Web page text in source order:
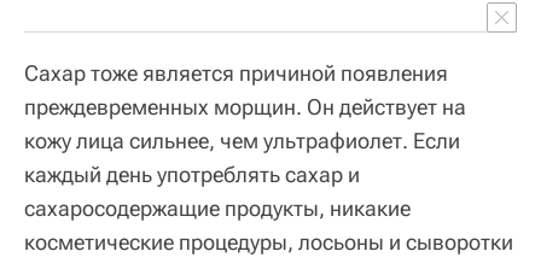
Cахар тоже является причиной появления
преждевременных морщин. Он действует на
кожу лица сильнее, чем ультрафиолет. Если
каждый день употреблять сахар и
сахаросодержащие продукты, никакие
косметические процедуры, лосьоны и сыворотки